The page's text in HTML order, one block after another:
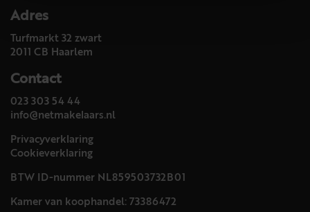
Adres
Turfmarkt 32 zwart
2011 CB Haarlem
Contact
023 303 54 44
info@netmakelaars.nl
Privacyverklaring
Cookieverklaring
BTW ID-nummer NL859503732B01
Kamer van koophandel: 73386472